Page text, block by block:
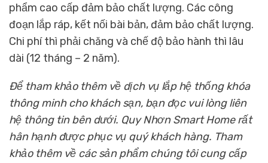
phẩm cao cấp đảm bảo chất lượng. Các công
đoạn lắp ráp, kết nối bài bản, đảm bảo chất lượng.
Chi phí thì phải chăng và chế độ bảo hành thì lâu
dài (12 tháng – 2 năm).
Để tham khảo thêm về dịch vụ lắphệ thống khóa
thông minh cho khách sạn, bạn đọc vui lòng liên
hệ thông tin bên dưới. Quy Nhơn Smart Home rất
hân hạnh được phục vụ quý khách hàng. Tham
khảo thêm về các sản phẩm chúng tôi cung cấp